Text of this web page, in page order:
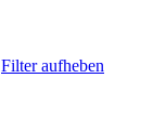
Filter aufheben